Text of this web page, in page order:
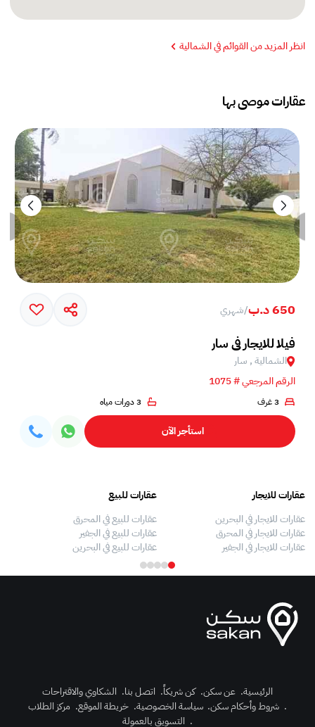
انظر المزيد من القوائم في الشمالية
عقارات موصى بها
650 د.ب /شهري
فيلا للايجار في سار
الشمالية , سار
الرقم المرجعي # 1075
3 غرف 3 دورات مياه
استأجر الآن
عقارات للايجار
عقارات للايجار في البحرين
عقارات للايجار في المحرق
عقارات للايجار في الجفير
عقارات للبيع
عقارات للبيع في المحرق
عقارات للبيع في الجفير
عقارات للبيع في البحرين
الرئيسية. عن سكن. كن شريكاً. اتصل بنا. الشكاوي والاقتراحات
. شروط وأحكام سكن. سياسة الخصوصية. خريطة الموقع. مركز الطلاب
. التسويق بالعمولة